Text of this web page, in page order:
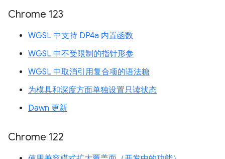
Chrome 123
WGSL 中支持 DP4a 内置函数
WGSL 中不受限制的指针形参
WGSL 中取消引用复合项的语法糖
为模具和深度方面单独设置只读状态
Dawn 更新
Chrome 122